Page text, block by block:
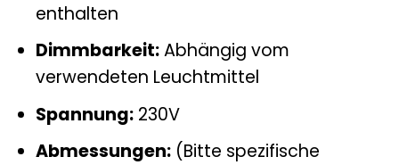
enthalten
Dimmbarkeit:Abhängig vom
verwendeten Leuchtmittel
Spannung:230V
Abmessungen:(Bitte spezifische